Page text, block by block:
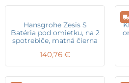
Hansgrohe Zesis S
Batéria pod omietku, na 2
spotrebiče, matná čierna
140,76 €